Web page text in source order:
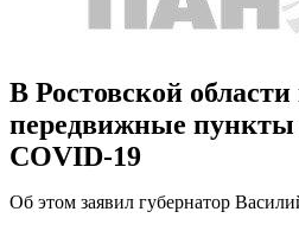
В Ростовской
передвижные
COVID-19
Об этом заявил губернатор